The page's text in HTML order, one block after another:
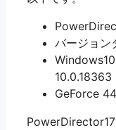
バージョン
GeForce